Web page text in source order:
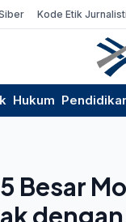
Kode Etik
Hukum
Besar